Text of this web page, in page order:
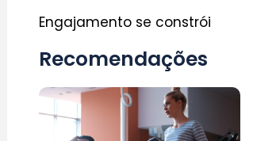
Engajamento se constrói
Recomendações